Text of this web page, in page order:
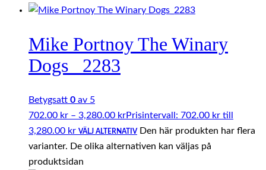
Mike Portnoy The Winary
Dogs _2283
Betygsatt 0 av 5
702.00 kr – 3,280.00 krPrisintervall: 702.00 kr till
3,280.00 kr VÄLJ ALTERNATIV Den här produkten har flera
varianter. De olika alternativen kan väljas på
produktsidan